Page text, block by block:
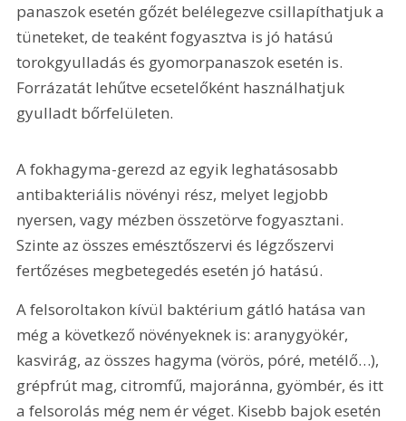
panaszok esetén gőzét belélegezve csillapíthatjuk a
tüneteket, de teaként fogyasztva is jó hatású
torokgyulladás és gyomorpanaszok esetén is.
Forrázatát lehűtve ecsetelőként használhatjuk
gyulladt bőrfelületen.
A fokhagyma-gerezd az egyik leghatásosabb
antibakteriális növényi rész, melyet legjobb
nyersen, vagy mézben összetörve fogyasztani.
Szinte az összes emésztőszervi és légzőszervi
fertőzéses megbetegedés esetén jó hatású.
A felsoroltakon kívül baktérium gátló hatása van
még a következő növényeknek is: aranygyökér,
kasvirág, az összes hagyma (vörös, póré, metélő…),
grépfrút mag, citromfű, majoránna, gyömbér, és itt
a felsorolás még nem ér véget. Kisebb bajok esetén